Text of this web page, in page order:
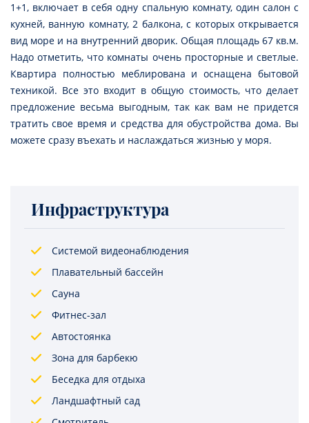
1+1, включает в себя одну спальную комнату, один салон с
кухней, ванную комнату, 2 балкона, с которых открывается
вид море и на внутренний дворик. Общая площадь 67 кв.м.
Надо отметить, что комнаты очень просторные и светлые.
Квартира полностью меблирована и оснащена бытовой
техникой. Все это входит в общую стоимость, что делает
предложение весьма выгодным, так как вам не придется
тратить свое время и средства для обустройства дома. Вы
можете сразу въехать и наслаждаться жизнью у моря.
Инфраструктура
Системой видеонаблюдения
Плавательный бассейн
Сауна
Фитнес-зал
Автостоянка
Зона для барбекю
Беседка для отдыха
Ландшафтный сад